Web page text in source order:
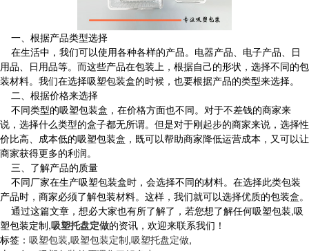
一、根据产品类型选择
在生活中，我们可以使用各种各样的产品。电器产品、电子产品、日
用品、日用品等。而这些产品在包装上，根据自己的形状，选择不同的包
装材料。我们在选择吸塑包装盒的时候，也要根据产品的类型来选择。
二、根据价格来选择
不同类型的吸塑包装盒，在价格方面也不同。对于不差钱的商家来
说，选择什么类型的盒子都无所谓。但是对于刚起步的商家来说，选择性
价比高、成本低的吸塑包装盒，既可以帮助商家降低运营成本，又可以让
商家获得更多的利润。
三、了解产品的质量
不同厂家在生产吸塑包装盒时，会选择不同的材料。在选择此类包装
产品时，商家必须了解包装材料。这样，我们就可以选择优质的包装盒。
通过这篇文章，想必大家也有所了解了，若您想了解任何吸塑包装,吸
塑包装定制,吸塑托盘定做的资讯，欢迎来联系我们！
标签： 吸塑包装,吸塑包装定制,吸塑托盘定做,